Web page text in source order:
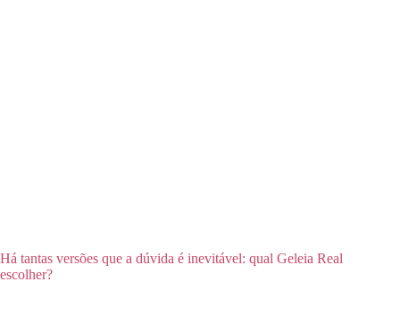
Há tantas versões que a dúvida é inevitável: qual Geleia Real
escolher?